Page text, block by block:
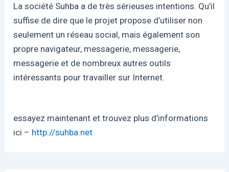
La société Suhba a de très sérieuses intentions. Qu’il
suffise de dire que le projet propose d’utiliser non
seulement un réseau social, mais également son
propre navigateur, messagerie, messagerie,
messagerie et de nombreux autres outils
intéressants pour travailler sur Internet.
essayez maintenant et trouvez plus d’informations
ici – http://suhba.net